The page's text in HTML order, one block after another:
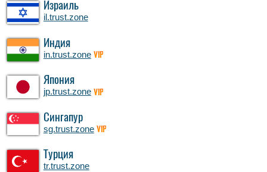
Израиль
il.trust.zone
Индия
in.trust.zone VIP
Япония
jp.trust.zone VIP
Сингапур
sg.trust.zone VIP
Турция
tr.trust.zone